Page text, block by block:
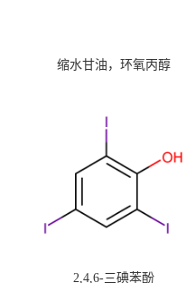
缩水甘油，环氧丙醇
2,4,6-三碘苯酚